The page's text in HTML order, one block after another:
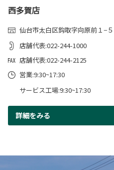
西多賀店
仙台市太白区鈎取字向原前１−５
店舗代表:022-244-1000
店舗代表:022-244-2125
営業:9:30~17:30
サービス工場:9:30~17:30
詳細をみる